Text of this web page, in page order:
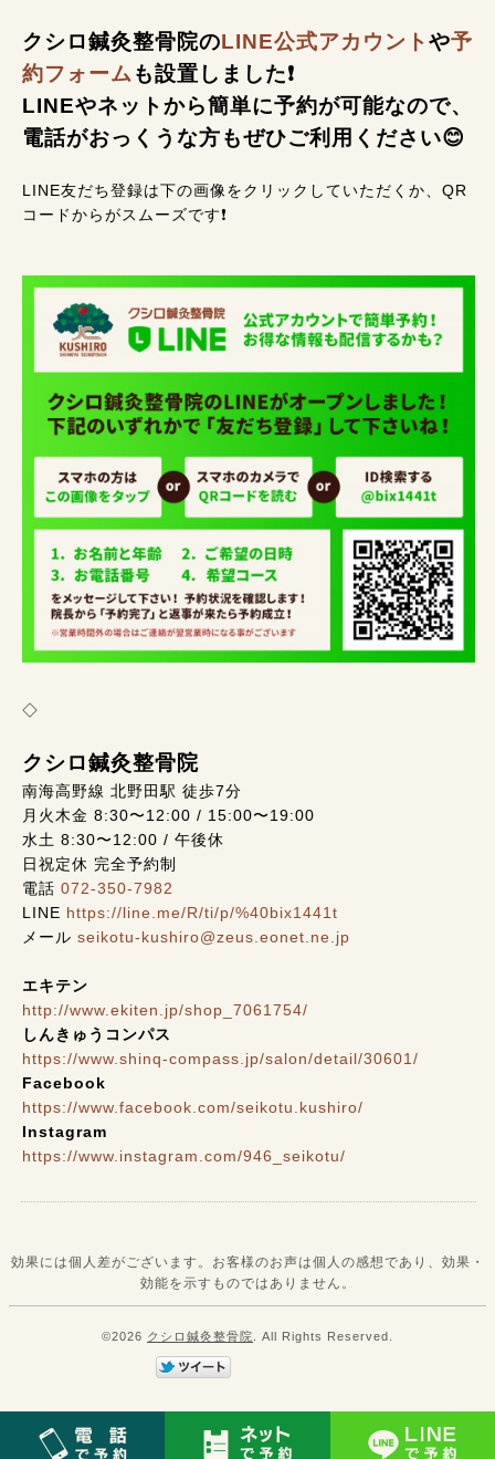
クシロ鍼灸整骨院のLINE公式アカウントや予
約フォームも設置しました❗
LINEやネットから簡単に予約が可能なので、
電話がおっくうな方もぜひご利用ください😊
LINE友だち登録は下の画像をクリックしていただくか、QR
コードからがスムーズです❗
◇
クシロ鍼灸整骨院
南海高野線 北野田駅 徒歩7分
月火木金 8:30〜12:00 / 15:00〜19:00
水土 8:30〜12:00 / 午後休
日祝定休 完全予約制
電話 072-350-7982
LINE https://line.me/R/ti/p/%40bix1441t
メール seikotu-kushiro@zeus.eonet.ne.jp
エキテン
http://www.ekiten.jp/shop_7061754/
しんきゅうコンパス
https://www.shinq-compass.jp/salon/detail/30601/
Facebook
https://www.facebook.com/seikotu.kushiro/
Instagram
https://www.instagram.com/946_seikotu/
効果には個人差がございます。お客様のお声は個人の感想であり、効果・
効能を示すものではありません。
©2026 クシロ鍼灸整骨院 . All Rights Reserved.